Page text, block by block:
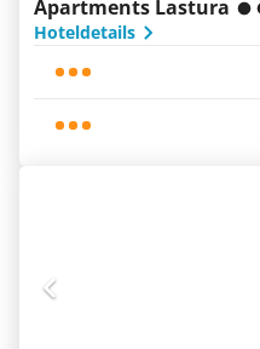
Apartments Lastura
Hoteldetails